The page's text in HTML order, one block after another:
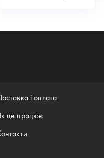
і оплата
це працює